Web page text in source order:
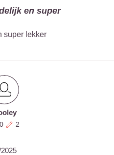
en super
super lekker
0 2